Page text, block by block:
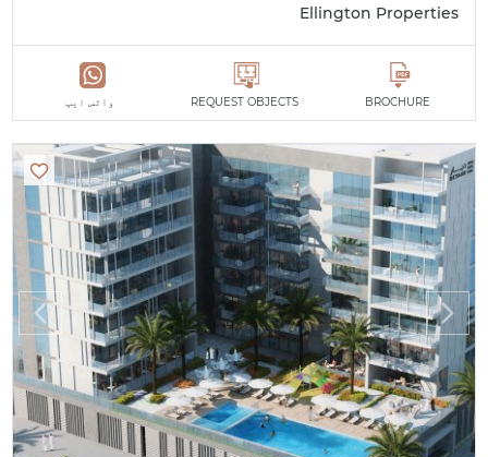
Ellington Properties
BROCHURE
REQUEST OBJECTS واٹس ایپ